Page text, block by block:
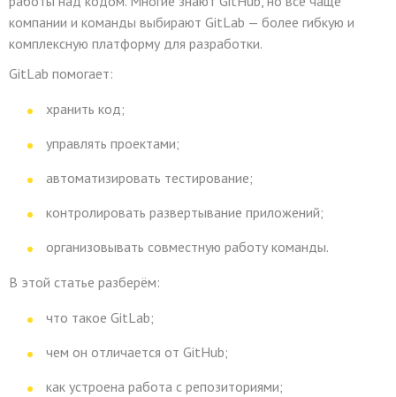
компании и команды выбирают GitLab — более гибкую и
комплексную платформу для разработки.
GitLab помогает:
хранить код;
управлять проектами;
автоматизировать тестирование;
контролировать развертывание приложений;
организовывать совместную работу команды.
В этой статье разберём:
что такое GitLab;
чем он отличается от GitHub;
как устроена работа с репозиториями;